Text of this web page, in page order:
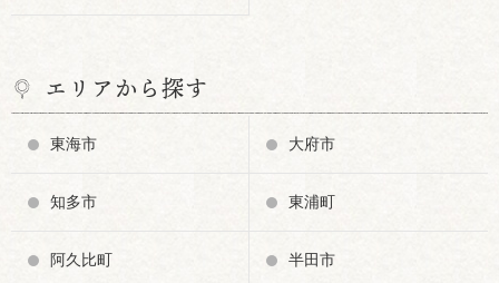
エリアから探す
東海市 大府市
知多市 東浦町
阿久比町 半田市